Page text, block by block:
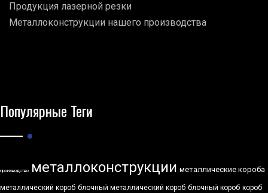
Продукция лазерной резки
Металлоконструкции нашего производства
Популярные Теги
производство металлоконструкции металлические короба
металлический короб блочный металлический короб блочный короб короб